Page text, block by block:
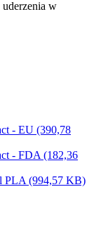
uderzenia w
- EU (390,78
- FDA (182,36
PLA (994,57 KB)